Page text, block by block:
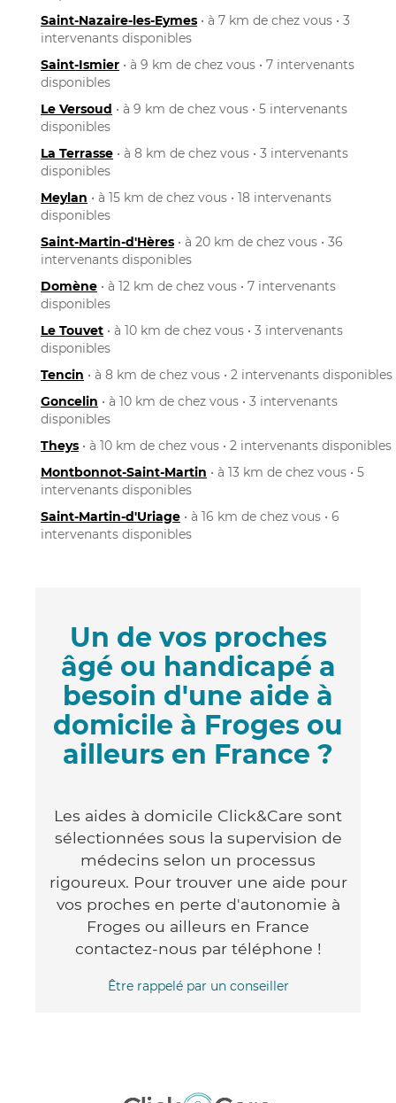
Saint-Nazaire-les-Eymes • à 7 km de chez vous • 3
intervenants disponibles
Saint-Ismier • à 9 km de chez vous • 7 intervenants
disponibles
Le Versoud • à 9 km de chez vous • 5 intervenants
disponibles
La Terrasse • à 8 km de chez vous • 3 intervenants
disponibles
Meylan • à 15 km de chez vous • 18 intervenants
disponibles
Saint-Martin-d'Hères • à 20 km de chez vous • 36
intervenants disponibles
Domène • à 12 km de chez vous • 7 intervenants
disponibles
Le Touvet • à 10 km de chez vous • 3 intervenants
disponibles
Tencin • à 8 km de chez vous • 2 intervenants disponibles
Goncelin • à 10 km de chez vous • 3 intervenants
disponibles
Theys • à 10 km de chez vous • 2 intervenants disponibles
Montbonnot-Saint-Martin • à 13 km de chez vous • 5
intervenants disponibles
Saint-Martin-d'Uriage • à 16 km de chez vous • 6
intervenants disponibles
Un de vos proches
âgé ou handicapé a
besoin d'une aide à
domicile à Froges ou
ailleurs en France ?
Les aides à domicile Click&Care sont
sélectionnées sous la supervision de
médecins selon un processus
rigoureux. Pour trouver une aide pour
vos proches en perte d'autonomie à
Froges ou ailleurs en France
contactez-nous par téléphone !
Être rappelé par un conseiller